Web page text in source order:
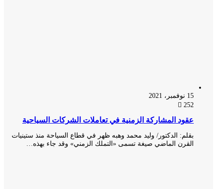
عقود المشاركة الزمنية في تعاملات الشركات السياحية
بقلم: الدكتور/ وليد محمد وهبه ظهر في قطاع السياحة منذ ستينيات
القرن الماضي صيغة تسمى «التملك الزمني» وقد جاء بهذه…